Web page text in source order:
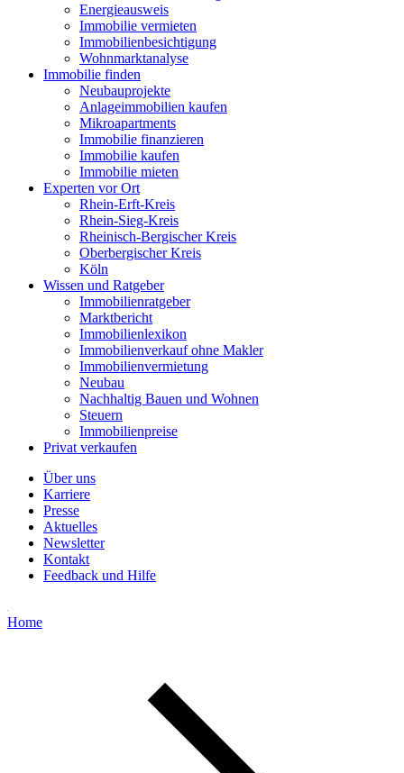
Energieausweis
Immobilie vermieten
Immobilienbesichtigung
Wohnmarktanalyse
Immobilie finden
Neubauprojekte
Anlageimmobilien kaufen
Mikroapartments
Immobilie finanzieren
Immobilie kaufen
Immobilie mieten
Experten vor Ort
Rhein-Erft-Kreis
Rhein-Sieg-Kreis
Rheinisch-Bergischer Kreis
Oberbergischer Kreis
Köln
Wissen und Ratgeber
Immobilienratgeber
Marktbericht
Immobilienlexikon
Immobilienverkauf ohne Makler
Immobilienvermietung
Neubau
Nachhaltig Bauen und Wohnen
Steuern
Immobilienpreise
Privat verkaufen
Über uns
Karriere
Presse
Aktuelles
Newsletter
Kontakt
Feedback und Hilfe
Home